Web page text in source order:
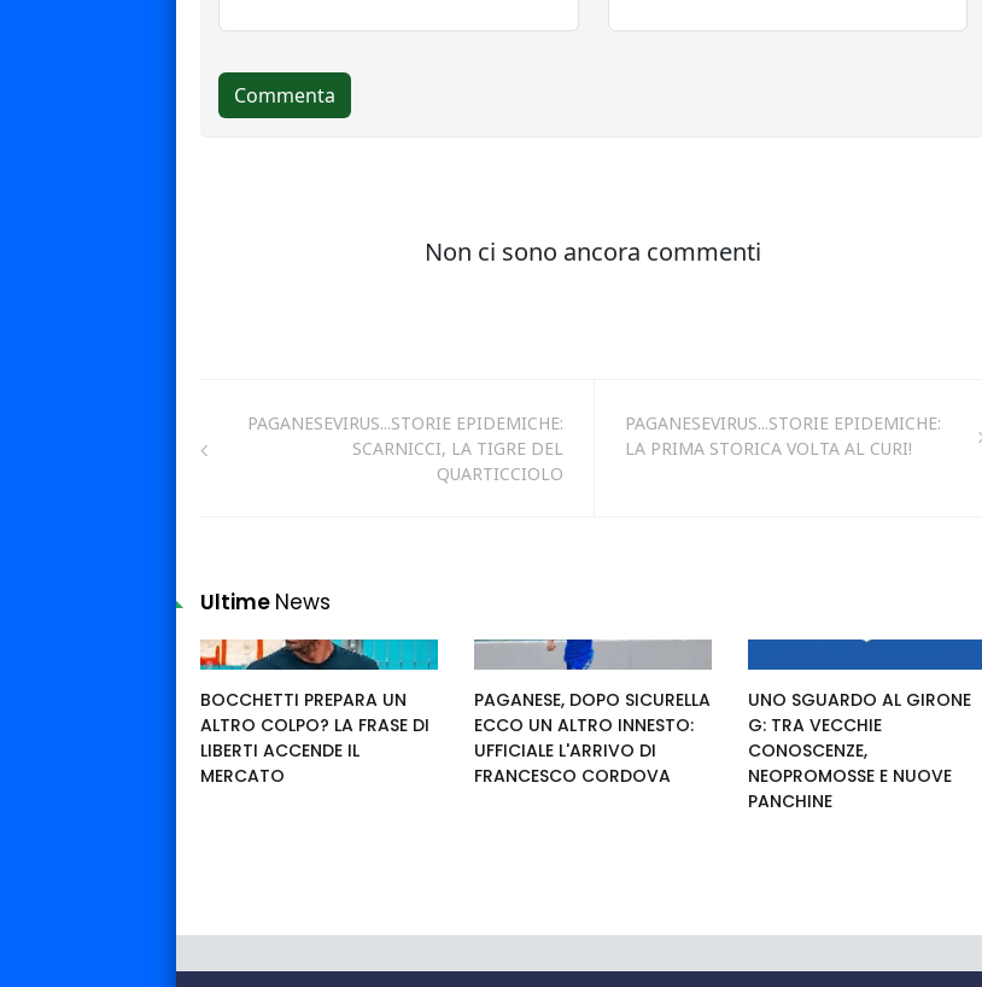
PAGANESEVIRUS...STORIE EPIDEMICHE:
SCARNICCI, LA TIGRE DEL
QUARTICCIOLO
PAGANESEVIRUS...STORIE EPIDEMICHE:
LA PRIMA STORICA VOLTA AL CURI!
Ultime News
BOCCHETTI PREPARA UN
ALTRO COLPO? LA FRASE DI
LIBERTI ACCENDE IL
MERCATO
PAGANESE, DOPO SICURELLA
ECCO UN ALTRO INNESTO:
UFFICIALE L'ARRIVO DI
FRANCESCO CORDOVA
UNO SGUARDO AL GIRONE
G: TRA VECCHIE
CONOSCENZE,
NEOPROMOSSE E NUOVE
PANCHINE